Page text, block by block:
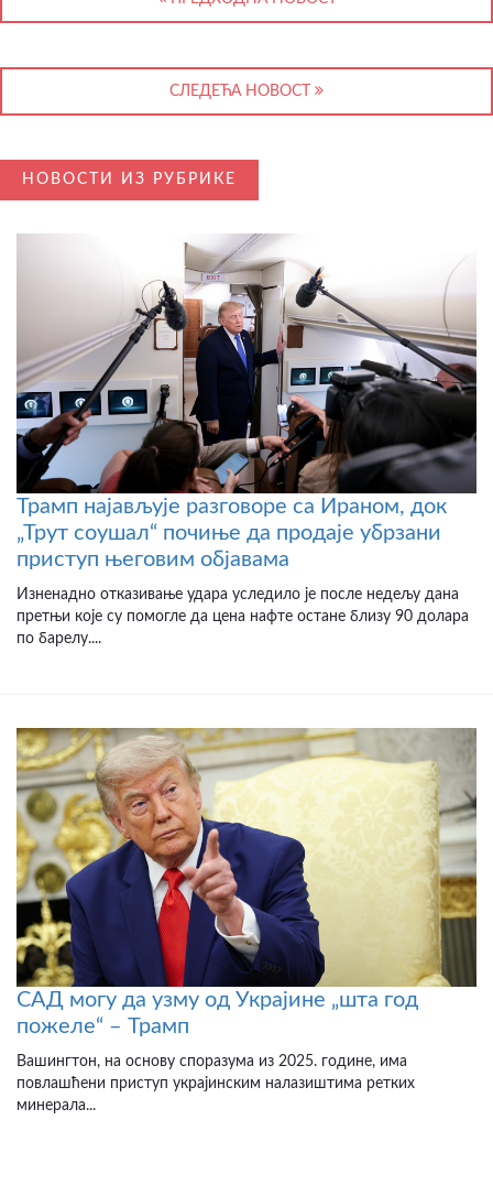
СЛЕДЕЋА НОВОСТ
НОВОСТИ ИЗ РУБРИКЕ
Трамп најављује разговоре са Ираном, док
„Трут соушал“ почиње да продаје убрзани
приступ његовим објавама
Изненадно отказивање удара уследило је после недељу дана
претњи које су помогле да цена нафте остане близу 90 долара
по барелу....
САД могу да узму од Украјине „шта год
пожеле“ – Трамп
Вашингтон, на основу споразума из 2025. године, има
повлашћени приступ украјинским налазиштима ретких
минерала...